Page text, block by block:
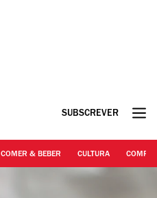
SUBSCREVER
COMER & BEBER CULTURA